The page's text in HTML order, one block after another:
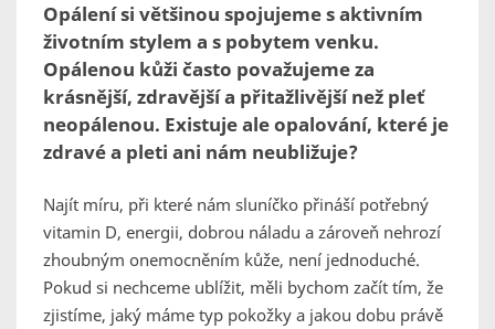
Opálení si většinou spojujeme s aktivním
životním stylem a s pobytem venku.
Opálenou kůži často považujeme za
krásnější, zdravější a přitažlivější než pleť
neopálenou. Existuje ale opalování, které je
zdravé a pleti ani nám neubližuje?
Najít míru, při které nám sluníčko přináší potřebný
vitamin D, energii, dobrou náladu a zároveň nehrozí
zhoubným onemocněním kůže, není jednoduché.
Pokud si nechceme ublížit, měli bychom začít tím, že
zjistíme, jaký máme typ pokožky a jakou dobu právě